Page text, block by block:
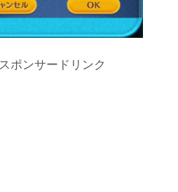
スポンサードリンク